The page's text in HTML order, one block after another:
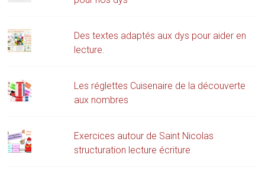
Des textes adaptés aux dys pour aider en
lecture.
Les réglettes Cuisenaire de la découverte
aux nombres
Exercices autour de Saint Nicolas
structuration lecture écriture